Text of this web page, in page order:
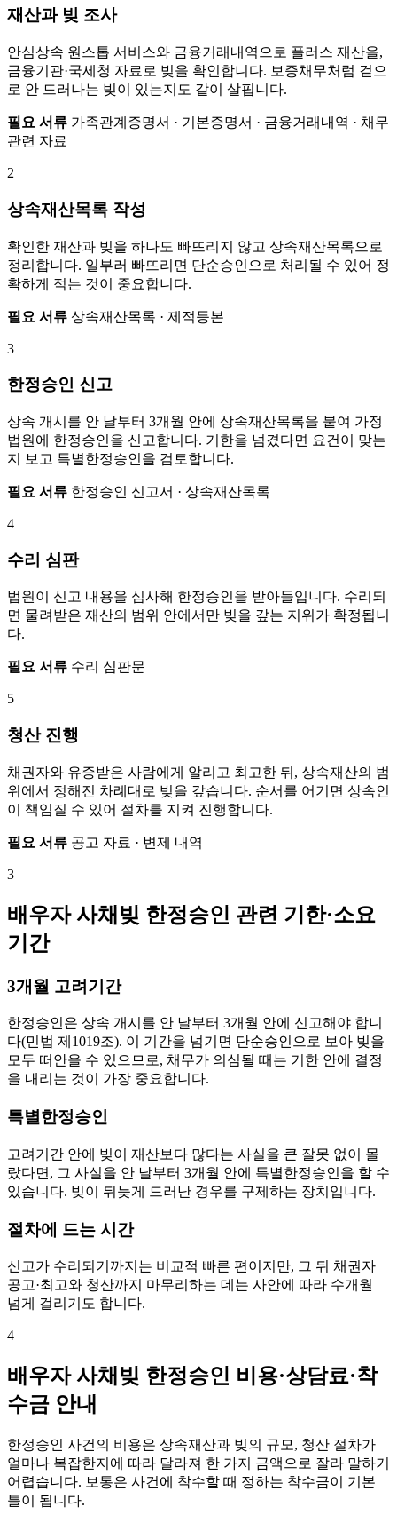
재산과 빚 조사
안심상속 원스톱 서비스와 금융거래내역으로 플러스 재산을,
금융기관·국세청 자료로 빚을 확인합니다. 보증채무처럼 겉으
로 안 드러나는 빚이 있는지도 같이 살핍니다.
필요 서류 가족관계증명서 · 기본증명서 · 금융거래내역 · 채무
관련 자료
2
상속재산목록 작성
확인한 재산과 빚을 하나도 빠뜨리지 않고 상속재산목록으로
정리합니다. 일부러 빠뜨리면 단순승인으로 처리될 수 있어 정
확하게 적는 것이 중요합니다.
필요 서류 상속재산목록 · 제적등본
3
한정승인 신고
상속 개시를 안 날부터 3개월 안에 상속재산목록을 붙여 가정
법원에 한정승인을 신고합니다. 기한을 넘겼다면 요건이 맞는
지 보고 특별한정승인을 검토합니다.
필요 서류 한정승인 신고서 · 상속재산목록
4
수리 심판
법원이 신고 내용을 심사해 한정승인을 받아들입니다. 수리되
면 물려받은 재산의 범위 안에서만 빚을 갚는 지위가 확정됩니
다.
필요 서류 수리 심판문
5
청산 진행
채권자와 유증받은 사람에게 알리고 최고한 뒤, 상속재산의 범
위에서 정해진 차례대로 빚을 갚습니다. 순서를 어기면 상속인
이 책임질 수 있어 절차를 지켜 진행합니다.
필요 서류 공고 자료 · 변제 내역
3
배우자 사채빚 한정승인 관련 기한·소요
기간
3개월 고려기간
한정승인은 상속 개시를 안 날부터 3개월 안에 신고해야 합니
다(민법 제1019조). 이 기간을 넘기면 단순승인으로 보아 빚을
모두 떠안을 수 있으므로, 채무가 의심될 때는 기한 안에 결정
을 내리는 것이 가장 중요합니다.
특별한정승인
고려기간 안에 빚이 재산보다 많다는 사실을 큰 잘못 없이 몰
랐다면, 그 사실을 안 날부터 3개월 안에 특별한정승인을 할 수
있습니다. 빚이 뒤늦게 드러난 경우를 구제하는 장치입니다.
절차에 드는 시간
신고가 수리되기까지는 비교적 빠른 편이지만, 그 뒤 채권자
공고·최고와 청산까지 마무리하는 데는 사안에 따라 수개월
넘게 걸리기도 합니다.
4
배우자 사채빚 한정승인 비용·상담료·착
수금 안내
한정승인 사건의 비용은 상속재산과 빚의 규모, 청산 절차가
얼마나 복잡한지에 따라 달라져 한 가지 금액으로 잘라 말하기
어렵습니다. 보통은 사건에 착수할 때 정하는 착수금이 기본
틀이 됩니다.